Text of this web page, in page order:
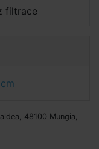
filtrace
48100 Mungia,